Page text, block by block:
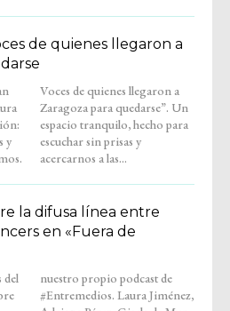
de quienes llegaron a
a
Un
acercarnos a las...
la difusa línea entre
en «Fuera de
del
de